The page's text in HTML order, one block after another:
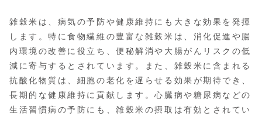
雑穀米は、病気の予防や健康維持にも大きな効果を発揮
します。特に食物繊維の豊富な雑穀米は、消化促進や腸
内環境の改善に役立ち、便秘解消や大腸がんリスクの低
減に寄与するとされています。また、雑穀米に含まれる
抗酸化物質は、細胞の老化を遅らせる効果が期待でき、
長期的な健康維持に貢献します。心臓病や糖尿病などの
生活習慣病の予防にも、雑穀米の摂取は有効とされてい